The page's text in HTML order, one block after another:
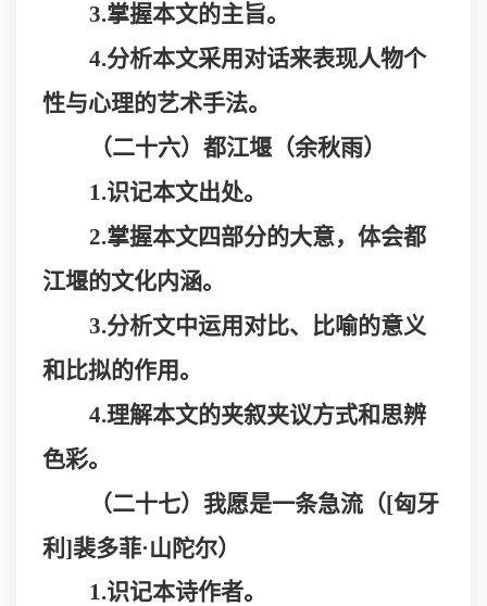
3.掌握本文的主旨。
4.分析本文采用对话来表现人物个
性与心理的艺术手法。
（二十六）都江堰（余秋雨）
1.识记本文出处。
2.掌握本文四部分的大意，体会都
江堰的文化内涵。
3.分析文中运用对比、比喻的意义
和比拟的作用。
4.理解本文的夹叙夹议方式和思辨
色彩。
（二十七）我愿是一条急流（[匈牙
利]裴多菲·山陀尔）
1.识记本诗作者。